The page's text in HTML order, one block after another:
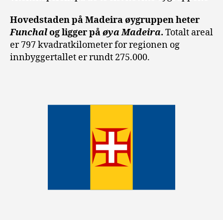
Hovedstaden på Madeira øygruppen heter
Funchalog ligger påøya Madeira. Totalt areal
er 797 kvadratkilometer for regionen og
innbyggertallet er rundt 275.000.